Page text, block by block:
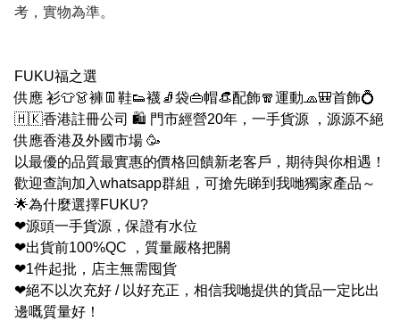
考，實物為準。
FUKU福之選
供應 衫👕👗褲👖鞋👟襪🧦袋👜帽👒配飾🧣運動🧢🎒首飾💍
🇭🇰香港註冊公司 🛍 門市經營20年，一手貨源 ，源源不絕
供應香港及外國市場 🥳
以最優的品質最實惠的價格回饋新老客戶，期待與你相遇！
歡迎查詢加入whatsapp群組，可搶先睇到我哋獨家產品～
🌟為什麼選擇FUKU?
❤源頭一手貨源，保證有水位
❤出貨前100%QC ，質量嚴格把關
❤1件起批，店主無需囤貨
❤絕不以次充好 / 以好充正，相信我哋提供的貨品一定比出
邊嘅質量好！